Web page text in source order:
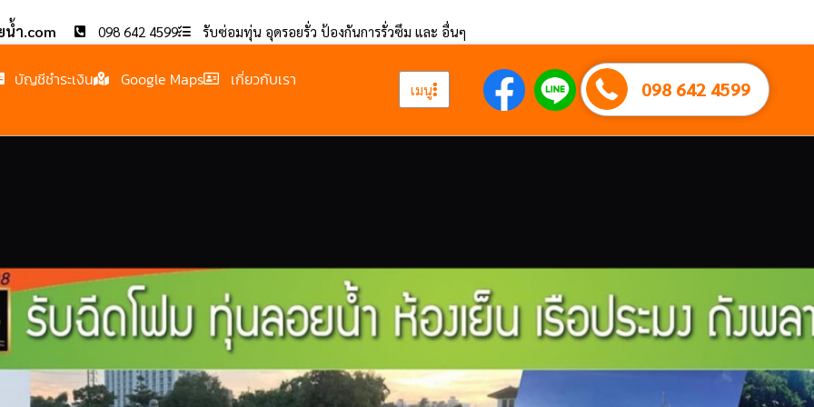
ำ.com 098 642 4599 รับซ่อมทุ่น อุดรอยรั่ว ป้องกันการรั่วซึม และ อื่นๆ
บัญชีชำระเงิน Google Maps เกี่ยวกับเรา เมนู 098 642 4599